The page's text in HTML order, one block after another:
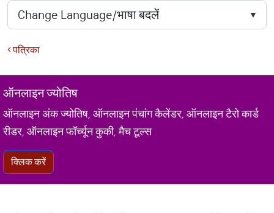
पत्रिका
ऑनलाइन ज्योतिष
ऑनलाइन अंक ज्योतिष, ऑनलाइन पंचांग कैलेंडर, ऑनलाइन टैरो कार्ड
रीडर, ऑनलाइन फॉर्च्यून कुकी, मैच टूल्स
क्लिक करें